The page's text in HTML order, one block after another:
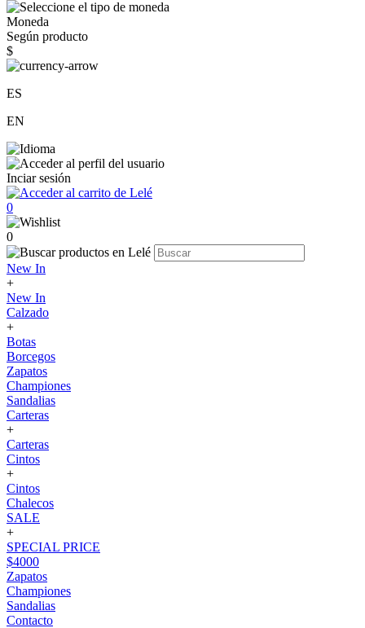
Moneda
Según producto
$
ES
EN
Inciar sesión
0
0
New In
+
New In
Calzado
+
Botas
Borcegos
Zapatos
Championes
Sandalias
Carteras
+
Carteras
Cintos
+
Cintos
Chalecos
SALE
+
SPECIAL PRICE
$4000
Zapatos
Championes
Sandalias
Contacto